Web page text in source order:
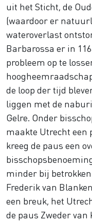
uit het Sticht, de
(waardoor er
wateroverlast
Barbarossa er in
probleem op te
de loop der tijd
liggen met de
Gelre. Onder
maakte Utrecht een
kreeg de paus een
minder bij
Frederik van
een breuk, het
de paus Zweder